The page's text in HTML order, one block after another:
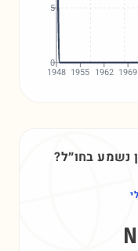
1948 1955 1962 1969
0
5
נשמע בחו״ל?